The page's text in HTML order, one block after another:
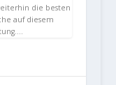
die besten
auf diesem